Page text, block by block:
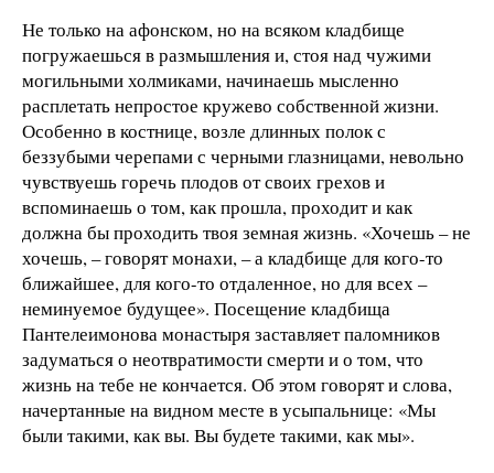
Не только на афонском, но на всяком кладбище
погружаешься в размышления и, стоя над чужими
могильными холмиками, начинаешь мысленно
расплетать непростое кружево собственной жизни.
Особенно в костнице, возле длинных полок с
беззубыми черепами с черными глазницами, невольно
чувствуешь горечь плодов от своих грехов и
вспоминаешь о том, как прошла, проходит и как
должна бы проходить твоя земная жизнь. «Хочешь – не
хочешь, – говорят монахи, – а кладбище для кого-то
ближайшее, для кого-то отдаленное, но для всех –
неминуемое будущее». Посещение кладбища
Пантелеимонова монастыря заставляет паломников
задуматься о неотвратимости смерти и о том, что
жизнь на тебе не кончается. Об этом говорят и слова,
начертанные на видном месте в усыпальнице: «Мы
были такими, как вы. Вы будете такими, как мы».